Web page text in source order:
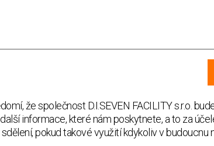
že společnost D.I.SEVEN FACILITY s.r.o.
informace, které nám poskytnete, a to za
pokud takové využití kdykoliv v budoucnu